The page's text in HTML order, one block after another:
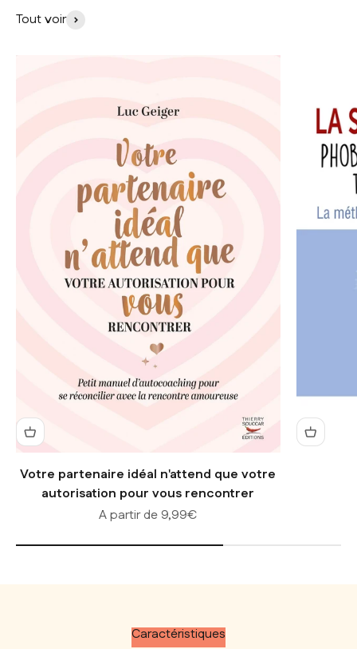
Tout voir
Votre partenaire idéal n'attend que votre
autorisation pour vous rencontrer
Prix de vente
A partir de 9,99€
Caractéristiques